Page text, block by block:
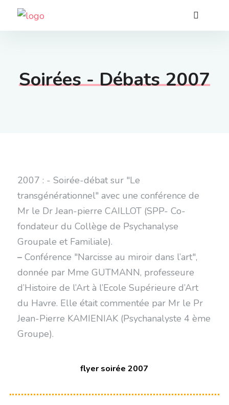
Soirées - Débats 2007
2007 : - Soirée-débat sur "Le
transgénérationnel" avec une conférence de
Mr le Dr Jean-pierre CAILLOT (SPP- Co-
fondateur du Collège de Psychanalyse
Groupale et Familiale).
–Conférence "Narcisse au miroir dans l’art",
donnée par Mme GUTMANN, professeure
d’Histoire de l’Art à l’Ecole Supérieure d’Art
du Havre. Elle était commentée par Mr le Pr
Jean-Pierre KAMIENIAK (Psychanalyste 4 ème
Groupe).
flyer soirée 2007